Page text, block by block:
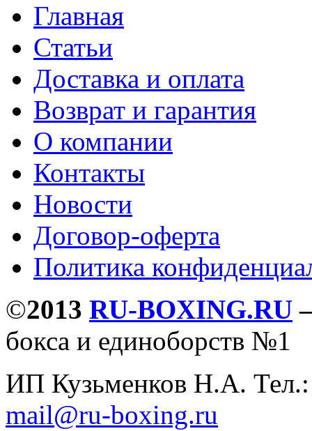
Главная
Статьи
Доставка и оплата
Возврат и гарантия
О компании
Контакты
Новости
Договор-оферта
Политика
©2013 RU-BOXING.RU
бокса и единоборств №1
ИП Кузьменков Н.А.
mail@ru-boxing.ru